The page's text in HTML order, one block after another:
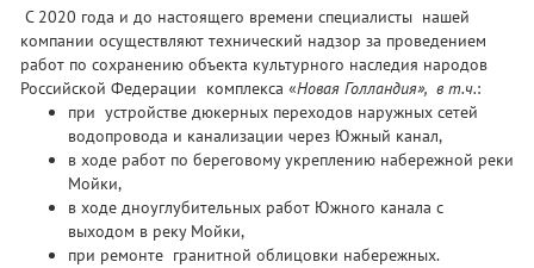
С 2020 года и до настоящего времени специалисты нашей
компании осуществляют технический надзор за проведением
работ по сохранению объекта культурного наследия народов
Российской Федерации комплекса «Новая Голландия», в т.ч.:
при устройстве дюкерных переходов наружных сетей
водопровода и канализации через Южный канал,
в ходе работ по береговому укреплению набережной реки
Мойки,
в ходе дноуглубительных работ Южного канала с
выходом в реку Мойки,
при ремонте гранитной облицовки набережных.